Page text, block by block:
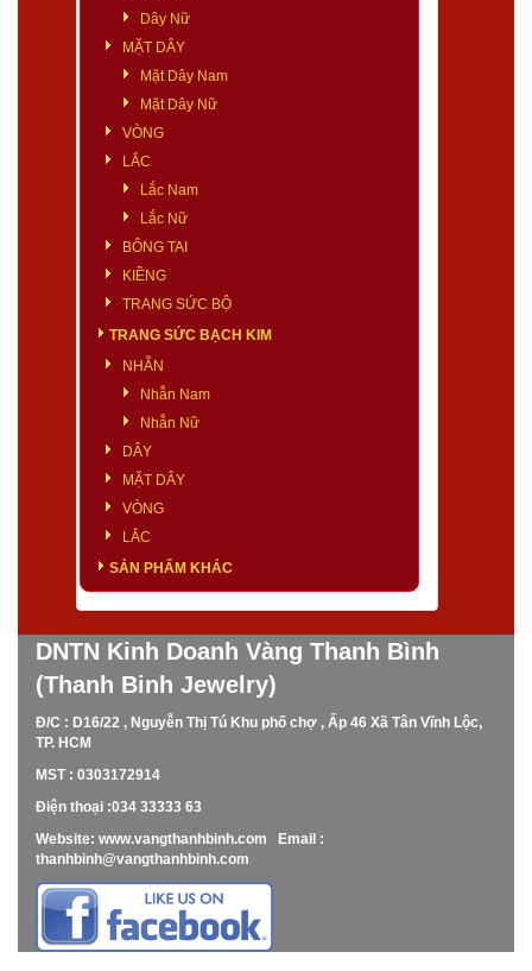
Dây Nữ
MẶT DÂY
Mặt Dây Nam
Mặt Dây Nữ
VÒNG
LẮC
Lắc Nam
Lắc Nữ
BÔNG TAI
KIỀNG
TRANG SỨC BỘ
TRANG SỨC BẠCH KIM
NHẪN
Nhẫn Nam
Nhẫn Nữ
DÂY
MẶT DÂY
VÒNG
LẮC
SẢN PHẨM KHÁC
DNTN Kinh Doanh Vàng Thanh Bình
(Thanh Binh Jewelry)
Đ/C : D16/22 , Nguyễn Thị Tú Khu phố chợ , Ấp 46 Xã Tân Vĩnh Lộc,
TP. HCM
MST : 0303172914
Điện thoại :034 33333 63
Website: www.vangthanhbinh.com Email :
thanhbinh@vangthanhbinh.com